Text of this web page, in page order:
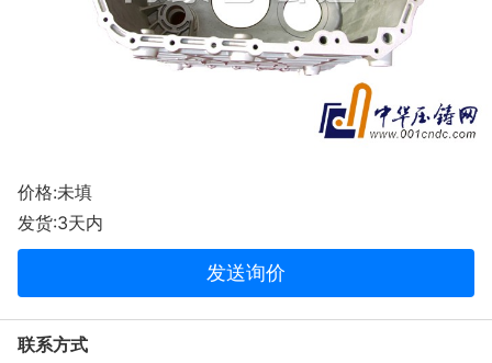
价格:未填
发货:3天内
发送询价
联系方式